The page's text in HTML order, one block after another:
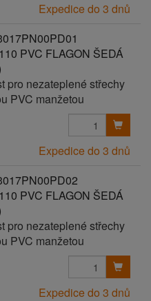
Expedice do 3 dnů
PVC FLAGON ŠEDÁ
pro nezateplené střechy
PVC manžetou
Expedice do 3 dnů
PVC FLAGON ŠEDÁ
pro nezateplené střechy
PVC manžetou
Expedice do 3 dnů